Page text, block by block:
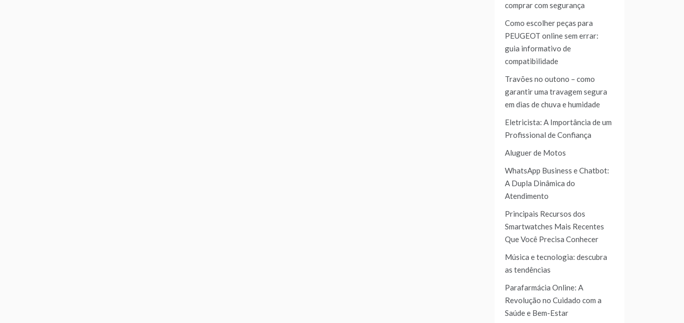
comprar com segurança
Como escolher peças para
PEUGEOT online sem errar:
guia informativo de
compatibilidade
Travões no outono – como
garantir uma travagem segura
em dias de chuva e humidade
Eletricista: A Importância de um
Profissional de Confiança
Aluguer de Motos
WhatsApp Business e Chatbot:
A Dupla Dinâmica do
Atendimento
Principais Recursos dos
Smartwatches Mais Recentes
Que Você Precisa Conhecer
Música e tecnologia: descubra
as tendências
Parafarmácia Online: A
Revolução no Cuidado com a
Saúde e Bem-Estar